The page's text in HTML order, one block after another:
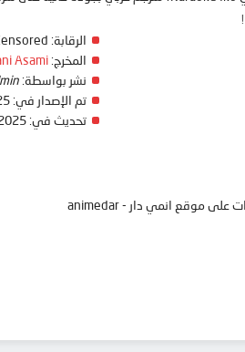
الرقابة:
المخرج: Asami
نشر بواسطة:
تم الإصدار في:
تحديث في: